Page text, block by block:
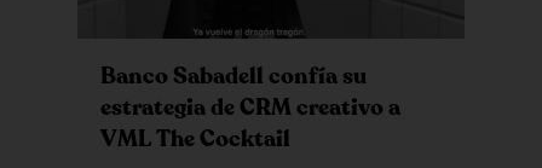
Banco Sabadell confía su
estrategia de CRM creativo a
VML The Cocktail